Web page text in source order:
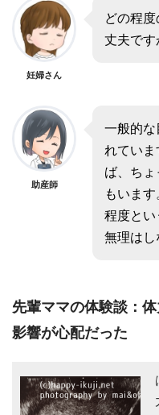
妊婦さん
どの程
丈夫です
助産師
一般的な
れてい
ば、ちょ
もいま
程度とい
無理はし
先輩ママの体験談：
影響が心配だった